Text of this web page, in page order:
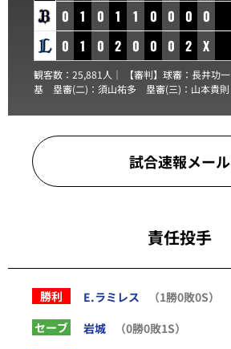
0 1 0 1 1 0 0 0 0
0
1 0 2 0 0 0 2 X
観客数：25,881人｜ 【審判】球審： 長井功一
基 塁審(二)： 須山祐多 塁審(三)： 山本貴則
試合速報メール
責任投手
勝利 E.ラミレス
（1勝0敗0S）
セーブ
岩城
（0勝0敗1S）